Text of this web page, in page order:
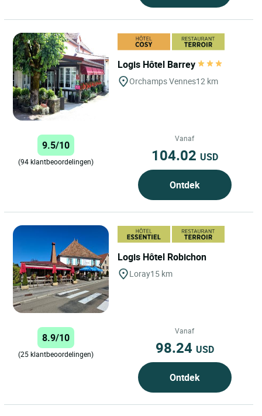
Logis Hôtel Barrey
Orchamps Vennes12 km
9.5/10
(94 klantbeoordelingen)
Vanaf
104.02 USD
Ontdek
Logis Hôtel Robichon
Loray15 km
8.9/10
(25 klantbeoordelingen)
Vanaf
98.24 USD
Ontdek